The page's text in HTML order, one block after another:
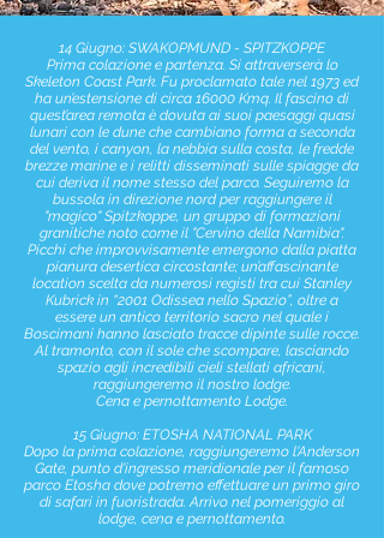
14 Giugno: SWAKOPMUND - SPITZKOPPE
Prima colazione e partenza. Si attraverserà lo
Skeleton Coast Park. Fu proclamato tale nel 1973 ed
ha un’estensione di circa 16000 Kmq. Il fascino di
quest’area remota è dovuta ai suoi paesaggi quasi
lunari con le dune che cambiano forma a seconda
del vento, i canyon, la nebbia sulla costa, le fredde
brezze marine e i relitti disseminati sulle spiagge da
cui deriva il nome stesso del parco. Seguiremo la
bussola in direzione nord per raggiungere il
"magico" Spitzkoppe, un gruppo di formazioni
granitiche noto come il "Cervino della Namibia".
Picchi che improvvisamente emergono dalla piatta
pianura desertica circostante; un’affascinante
location scelta da numerosi registi tra cui Stanley
Kubrick in “2001 Odissea nello Spazio”, oltre a
essere un antico territorio sacro nel quale i
Boscimani hanno lasciato tracce dipinte sulle rocce.
Al tramonto, con il sole che scompare, lasciando
spazio agli incredibili cieli stellati africani,
raggiungeremo il nostro lodge.
Cena e pernottamento Lodge.
15 Giugno: ETOSHA NATIONAL PARK
Dopo la prima colazione, raggiungeremo l'Anderson
Gate, punto d'ingresso meridionale per il famoso
parco Etosha dove potremo effettuare un primo giro
di safari in fuoristrada. Arrivo nel pomeriggio al
lodge, cena e pernottamento.